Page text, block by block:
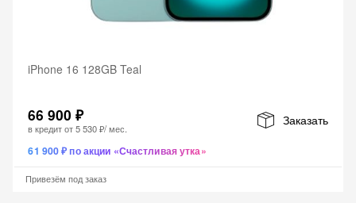
iPhone 16 128GB Teal
66 900 ₽
в кредит от5 530 ₽/ мес.
Заказать
61 900 ₽ по акции «Счастливая утка»
Привезём под заказ